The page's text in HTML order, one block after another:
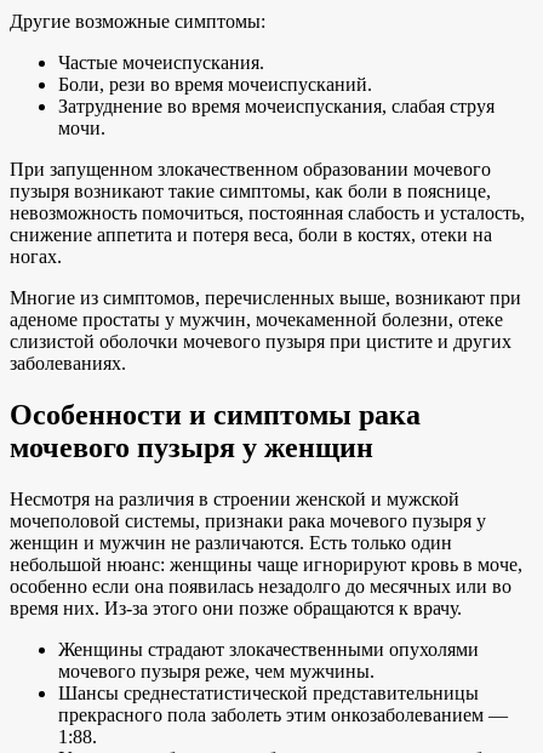
Другие возможные симптомы:
Частые мочеиспускания.
Боли, рези во время мочеиспусканий.
Затруднение во время мочеиспускания, слабая струя
мочи.
При запущенном злокачественном образовании мочевого
пузыря возникают такие симптомы, как боли в пояснице,
невозможность помочиться, постоянная слабость и усталость,
снижение аппетита и потеря веса, боли в костях, отеки на
ногах.
Многие из симптомов, перечисленных выше, возникают при
аденоме простаты у мужчин, мочекаменной болезни, отеке
слизистой оболочки мочевого пузыря при цистите и других
заболеваниях.
Особенности и симптомы рака
мочевого пузыря у женщин
Несмотря на различия в строении женской и мужской
мочеполовой системы, признаки рака мочевого пузыря у
женщин и мужчин не различаются. Есть только один
небольшой нюанс: женщины чаще игнорируют кровь в моче,
особенно если она появилась незадолго до месячных или во
время них. Из-за этого они позже обращаются к врачу.
Женщины страдают злокачественными опухолями
мочевого пузыря реже, чем мужчины.
Шансы среднестатистической представительницы
прекрасного пола заболеть этим онкозаболеванием —
1:88.